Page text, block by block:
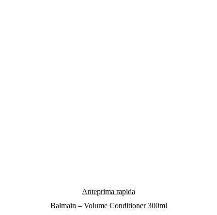
Anteprima rapida
Balmain – Volume Conditioner 300ml